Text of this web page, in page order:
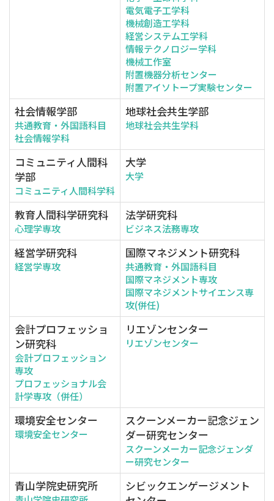
電気電子工学科
機械創造工学科
経営システム工学科
情報テクノロジー学科
機械工作室
附置機器分析センター
附置アイソトープ実験センター
社会情報学部
共通教育・外国語科目
社会情報学科
地球社会共生学部
地球社会共生学科
コミュニティ人間科
学部
コミュニティ人間科学科
大学
大学
教育人間科学研究科
心理学専攻
法学研究科
ビジネス法務専攻
経営学研究科
経営学専攻
国際マネジメント研究科
共通教育・外国語科目
国際マネジメント専攻
国際マネジメントサイエンス専
攻(併任)
会計プロフェッショ
ン研究科
会計プロフェッション
専攻
プロフェッショナル会
計学専攻（併任）
リエゾンセンター
リエゾンセンター
環境安全センター
環境安全センター
スクーンメーカー記念ジェン
ダー研究センター
スクーンメーカー記念ジェンダ
ー研究センター
青山学院史研究所
シビックエンゲージメント